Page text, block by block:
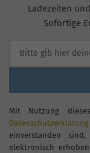
Ladezeiten
Sofortige
Mit Nutzung
Datenschutzerklärung
einverstanden
elektronisch